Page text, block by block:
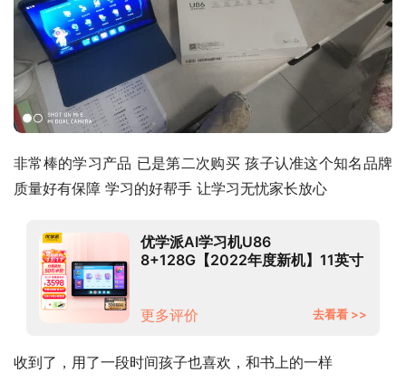
非常棒的学习产品 已是第二次购买 孩子认准这个知名品牌
质量好有保障 学习的好帮手 让学习无忧家长放心
优学派AI学习机U86
8+128G【2022年度新机】11英寸
更多评价
去看看 >>
收到了，用了一段时间孩子也喜欢，和书上的一样